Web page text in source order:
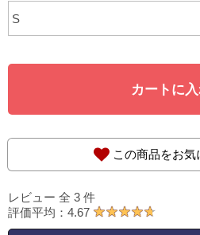
カートに
この商品をお気
レビュー 全 3 件
評価平均：4.67 ★★★★★